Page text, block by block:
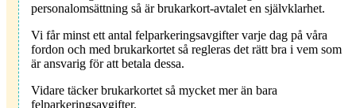
personalomsättning så är brukarkort-avtalet en självklarhet.
Vi får minst ett antal felparkeringsavgifter varje dag på våra
fordon och med brukarkortet så regleras det rätt bra i vem som
är ansvarig för att betala dessa.
Vidare täcker brukarkortet så mycket mer än bara
felparkeringsavgifter.